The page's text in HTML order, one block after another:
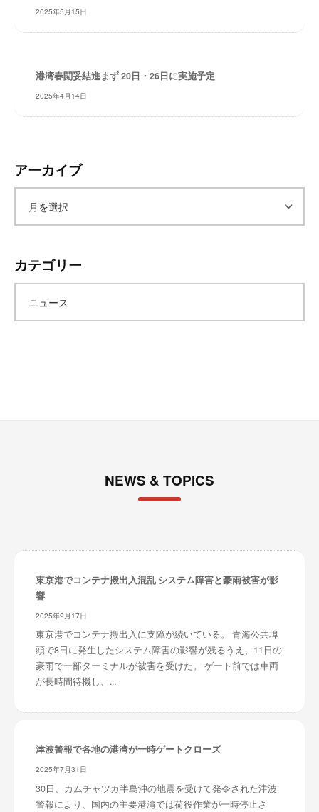
イ
2025年5月15日
港湾春闘妥結進まず 20日・26日に実施予定
2025年4月14日
アーカイブ
カ
イ
カテゴリー
ニュース
NEWS & TOPICS
東京港でコンテナ搬出入混乱 システム障害と豪雨被害が影
響
2025年9月17日
東京港でコンテナ搬出入に支障が続いている。 青海公共埠
頭で8日に発生したシステム障害の影響が残るうえ、11日の
豪雨で一部ターミナルが被害を受けた。 ゲート前では車両
が長時間待機し、...
津波警報で各地の港湾が一時ゲートクローズ
2025年7月31日
30日、カムチャツカ半島沖の地震を受けて発令された津波
警報により、国内の主要港湾では荷役作業が一時停止さ